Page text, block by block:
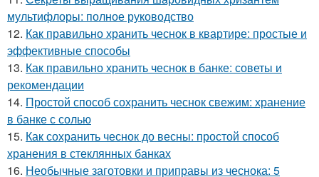
мультифлоры: полное руководство
12. Как правильно хранить чеснок в квартире: простые и
эффективные способы
13. Как правильно хранить чеснок в банке: советы и
рекомендации
14. Простой способ сохранить чеснок свежим: хранение
в банке с солью
15. Как сохранить чеснок до весны: простой способ
хранения в стеклянных банках
16. Необычные заготовки и приправы из чеснока: 5